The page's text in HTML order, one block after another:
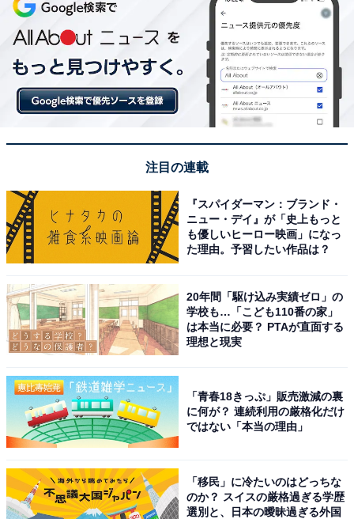
チョコチップとエクアドル産カカオ（カカオ原料中約
41%）を使ったチョコレートソースを混ぜ込んだ「チョ
コレートみぞれ」に、北海道根釧地区産生クリームを使
用した「チョコレートアイス」がのっています。
さらに「ブラッククランチとカールチョコ」をトッピン
グし、底に入れた「ヘーゼルナッツソース」が味のアク
セントに。濃厚な味わいが楽しめる、まさにチョコレー
トづくしの商品です。
2. ベリーベリーファンタジー ストロベリー（税込
330円）
注目の連載
『スパイダーマン：ブランド・
ニュー・デイ』が「史上もっと
も優しいヒーロー映画」になっ
た理由。予習したい作品は？
20年間「駆け込み実績ゼロ」の
学校も…「こども110番の家」
は本当に必要？ PTAが直面する
理想と現実
「青春18きっぷ」販売激減の裏
に何が？ 連続利用の厳格化だけ
ではない「本当の理由」
「移民」に冷たいのはどっちな
のか？ スイスの厳格過ぎる学歴
選別と、日本の曖昧過ぎる外国